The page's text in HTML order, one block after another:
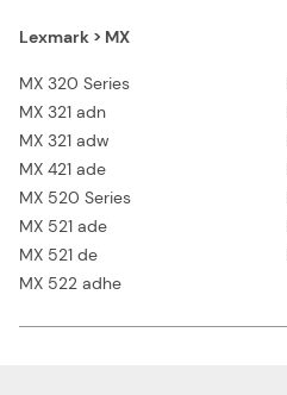
Lexmark > MX
MX 320 Series
MX 321 adn
MX 321 adw
MX 421 ade
MX 520 Series
MX 521 ade
MX 521 de
MX 522 adhe